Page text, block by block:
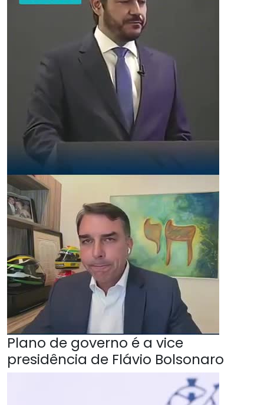
Plano de governo é a vice
presidência de Flávio Bolsonaro